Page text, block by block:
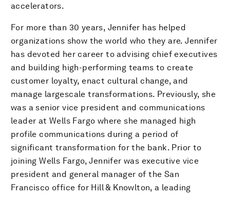
accelerators.
For more than 30 years, Jennifer has helped
organizations show the world who they are. Jennifer
has devoted her career to advising chief executives
and building high-performing teams to create
customer loyalty, enact cultural change, and
manage largescale transformations. Previously, she
was a senior vice president and communications
leader at Wells Fargo where she managed high
profile communications during a period of
significant transformation for the bank. Prior to
joining Wells Fargo, Jennifer was executive vice
president and general manager of the San
Francisco office for Hill & Knowlton, a leading